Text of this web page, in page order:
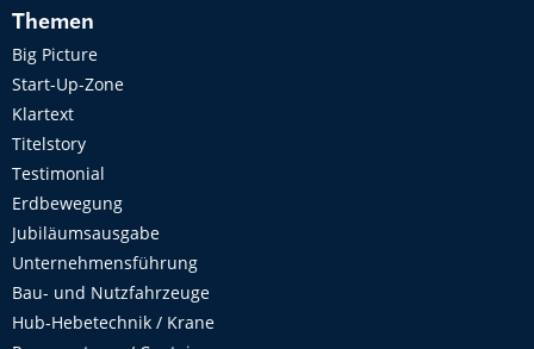
Themen
Big Picture
Start-Up-Zone
Klartext
Titelstory
Testimonial
Erdbewegung
Jubiläumsausgabe
Unternehmensführung
Bau- und Nutzfahrzeuge
Hub-Hebetechnik / Krane